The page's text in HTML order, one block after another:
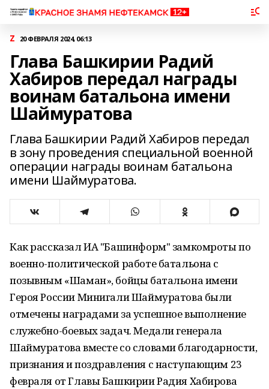
Z 20 ФЕВРАЛЯ 2024, 06:13
Глава Башкирии Радий
Хабиров передал награды
воинам батальона имени
Шаймуратова
Глава Башкирии Радий Хабиров передал
в зону проведения специальной военной
операции награды воинам батальона
имени Шаймуратова.
Как рассказал ИА "Башинформ" замкомроты по
военно-политической работе батальона с
позывным «Шаман», бойцы батальона имени
Героя России Минигали Шаймуратова были
отмечены наградами за успешное выполнение
служебно-боевых задач. Медали генерала
Шаймуратова вместе со словами благодарности,
признания и поздравления с наступающим 23
февраля от Главы Башкирии Радия Хабирова